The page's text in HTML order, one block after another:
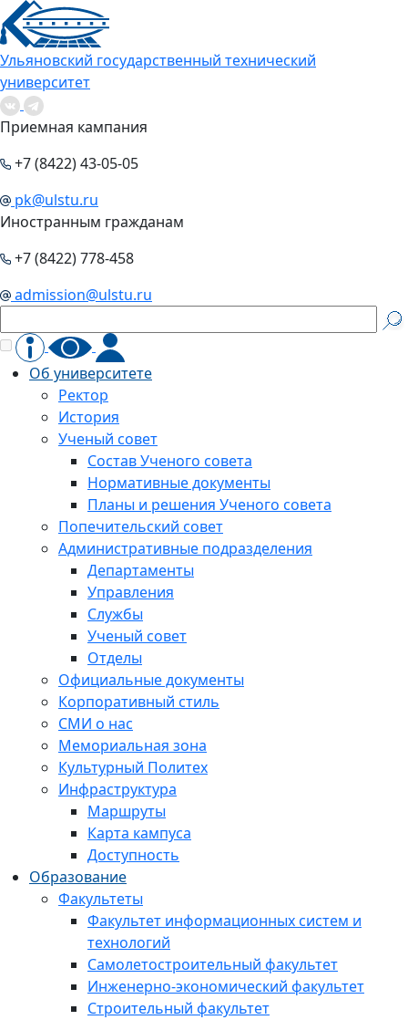
Ульяновский государственный технический
университет
Приемная кампания
+7 (8422) 43-05-05
pk@ulstu.ru
Иностранным гражданам
+7 (8422) 778-458
admission@ulstu.ru
Об университете
Ректор
История
Ученый совет
Состав Ученого совета
Нормативные документы
Планы и решения Ученого совета
Попечительский совет
Административные подразделения
Департаменты
Управления
Службы
Ученый совет
Отделы
Официальные документы
Корпоративный стиль
СМИ о нас
Мемориальная зона
Культурный Политех
Инфраструктура
Маршруты
Карта кампуса
Доступность
Образование
Факультеты
Факультет информационных систем и
технологий
Самолетостроительный факультет
Инженерно-экономический факультет
Строительный факультет